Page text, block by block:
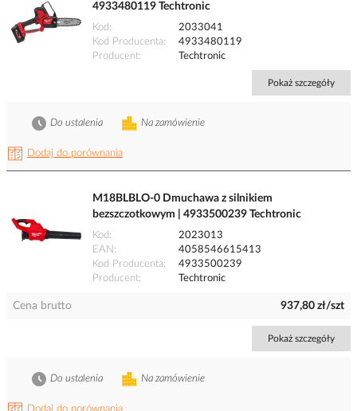
4933480119 Techtronic
Kod
2033041
Kod Producenta
4933480119
Producent
Techtronic
Pokaż szczegóły
Dodaj do porównania
Na zamówienie
Do ustalenia
M18BLBLO-0 Dmuchawa z silnikiem
bezszczotkowym | 4933500239 Techtronic
Kod
2023013
EAN
4058546615413
Kod Producenta
4933500239
Producent
Techtronic
Cena brutto 937,80 zł/szt
Pokaż szczegóły
Na zamówienie
Do ustalenia